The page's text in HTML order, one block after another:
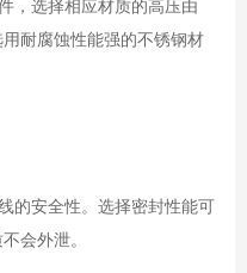
，选择相应材质的高压由
耐腐蚀性能强的不锈钢材
的安全性。选择密封性能可
会外泄。